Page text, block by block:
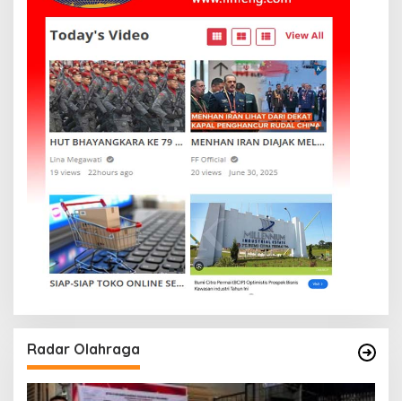
Radar Olahraga